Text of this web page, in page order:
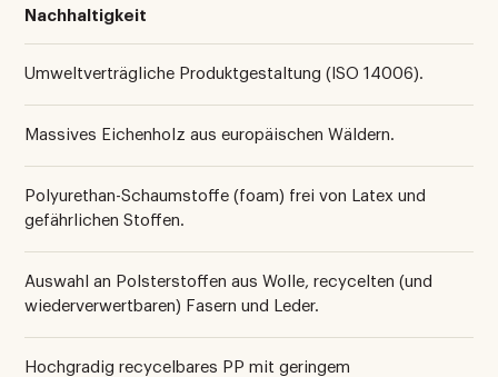
Nachhaltigkeit
Umweltverträgliche Produktgestaltung (ISO 14006).
Massives Eichenholz aus europäischen Wäldern.
Polyurethan-Schaumstoffe (foam) frei von Latex und
gefährlichen Stoffen.
Auswahl an Polsterstoffen aus Wolle, recycelten (und
wiederverwertbaren) Fasern und Leder.
Hochgradig recycelbares PP mit geringem